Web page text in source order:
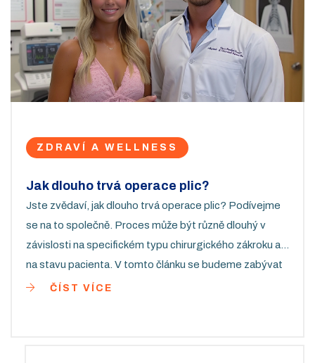
ZDRAVÍ A WELLNESS
Jak dlouho trvá operace plic?
Jste zvědaví, jak dlouho trvá operace plic? Podívejme
se na to společně. Proces může být různě dlouhý v
závislosti na specifickém typu chirurgického zákroku a
na stavu pacienta. V tomto článku se budeme zabývat
především tím, co byste mohli očekávat před, během a
ČÍST VÍCE